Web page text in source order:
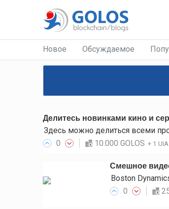
Новое Обсуждаемое
Делитесь новинками кино и
Здесь можно делиться всеми
0
10.000 GOLOS + 1 UIA
Смешное
Boston
0